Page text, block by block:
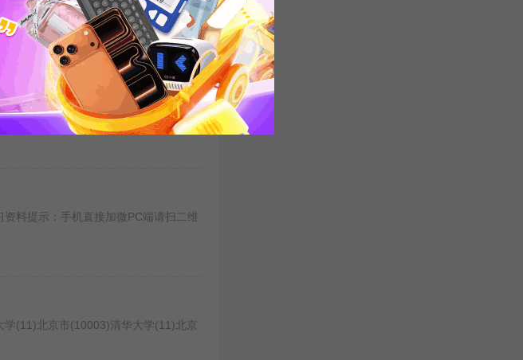
更多>>
料提示：手机直接加微PC端请扫二维
(11)北京市(10003)清华大学(11)北京